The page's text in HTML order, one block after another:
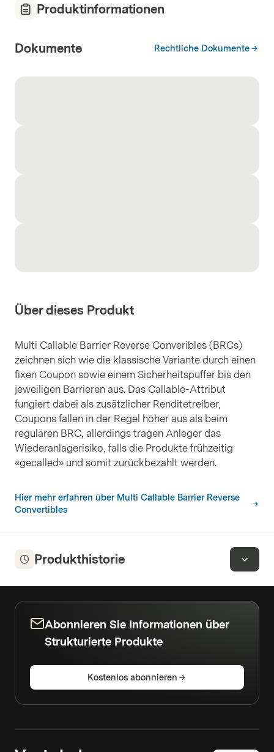
Produktinformationen
Dokumente Rechtliche Dokumente
Über dieses Produkt
Multi Callable Barrier Reverse Converibles (BRCs)
zeichnen sich wie die klassische Variante durch einen
fixen Coupon sowie einem Sicherheitspuffer bis den
jeweiligen Barrieren aus. Das Callable-Attribut
fungiert dabei als zusätzlicher Renditetreiber,
Coupons fallen in der Regel höher aus als beim
regulären BRC, allerdings tragen Anleger das
Wiederanlagerisiko, falls die Produkte frühzeitig
«gecalled» und somit zurückbezahlt werden.
Hier mehr erfahren über Multi Callable Barrier Reverse
Convertibles
Produkthistorie
Abonnieren Sie Informationen über
Strukturierte Produkte
Kostenlos abonnieren